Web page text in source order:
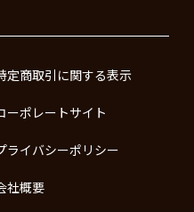
定商取引に関する表示
ーポレートサイト
ライバシーポリシー
社概要